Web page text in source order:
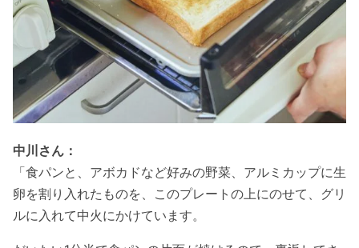
中川さん：
「食パンと、アボカドなど好みの野菜、アルミカップに生
卵を割り入れたものを、このプレートの上にのせて、グリ
ルに入れて中火にかけています。